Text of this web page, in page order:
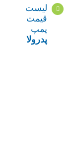
لیست
قیمت
پمپ
پدرولا